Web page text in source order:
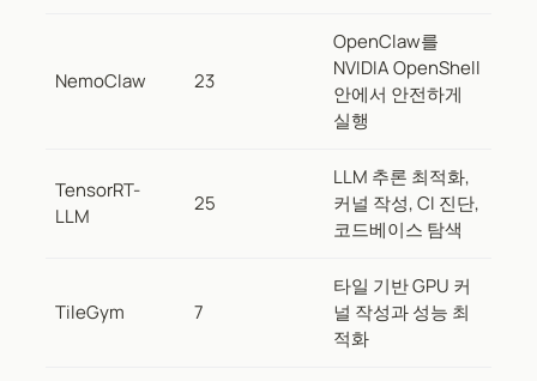
NemoClaw 23
OpenClaw를
NVIDIA OpenShell
안에서 안전하게
실행
TensorRT-
LLM
25
LLM 추론 최적화,
커널 작성, CI 진단,
코드베이스 탐색
TileGym 7
타일 기반 GPU 커
널 작성과 성능 최
적화